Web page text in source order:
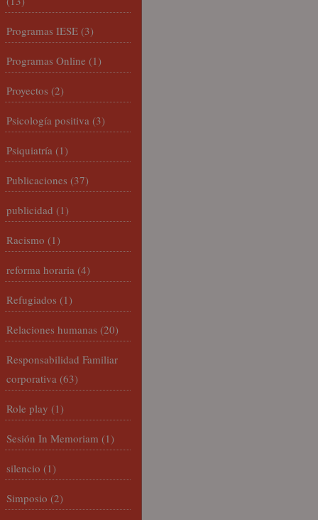
Programas IESE (3)
Programas Online (1)
Proyectos (2)
Psicología positiva (3)
Psiquiatría (1)
Publicaciones (37)
publicidad (1)
Racismo (1)
reforma horaria (4)
Refugiados (1)
Relaciones humanas (20)
Responsabilidad Familiar
corporativa (63)
Role play (1)
Sesión In Memoriam (1)
silencio (1)
Simposio (2)